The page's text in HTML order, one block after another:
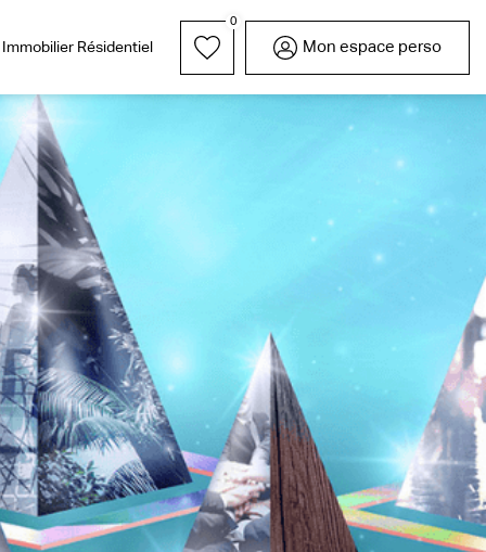
0
Mon espace perso
Nous rejoindre
Parrainez l'un de vos
proches
Immobilier Résidentiel